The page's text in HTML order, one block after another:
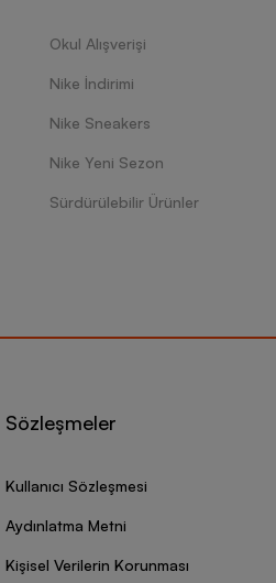
Okul Alışverişi
Nike İndirimi
Nike Sneakers
Nike Yeni Sezon
Sürdürülebilir Ürünler
Sözleşmeler
Kullanıcı Sözleşmesi
Aydınlatma Metni
Kişisel Verilerin Korunması